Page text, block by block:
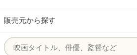
販売元から探す